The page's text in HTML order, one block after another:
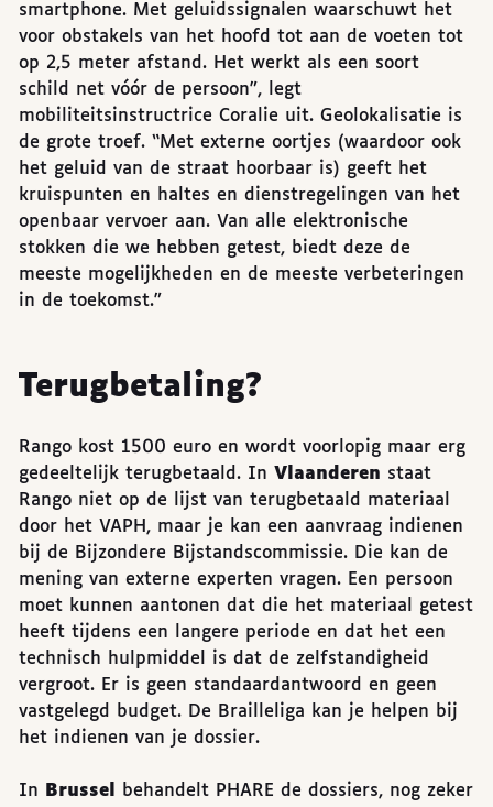
smartphone. Met geluidssignalen waarschuwt het
voor obstakels van het hoofd tot aan de voeten tot
op 2,5 meter afstand. Het werkt als een soort
schild net vóór de persoon”, legt
mobiliteitsinstructrice Coralie uit. Geolokalisatie is
de grote troef. “Met externe oortjes (waardoor ook
het geluid van de straat hoorbaar is) geeft het
kruispunten en haltes en dienstregelingen van het
openbaar vervoer aan. Van alle elektronische
stokken die we hebben getest, biedt deze de
meeste mogelijkheden en de meeste verbeteringen
in de toekomst.”
Terugbetaling?
Rango kost 1500 euro en wordt voorlopig maar erg
gedeeltelijk terugbetaald. In Vlaanderen staat
Rango niet op de lijst van terugbetaald materiaal
door het VAPH, maar je kan een aanvraag indienen
bij de Bijzondere Bijstandscommissie. Die kan de
mening van externe experten vragen. Een persoon
moet kunnen aantonen dat die het materiaal getest
heeft tijdens een langere periode en dat het een
technisch hulpmiddel is dat de zelfstandigheid
vergroot. Er is geen standaardantwoord en geen
vastgelegd budget. De Brailleliga kan je helpen bij
het indienen van je dossier.
In Brussel
behandelt PHARE de dossiers, nog zeker